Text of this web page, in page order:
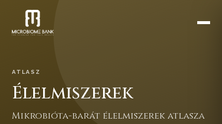
ATLASZ
Élelmiszerek
Mikrobióta-barát élelmiszerek atlasza